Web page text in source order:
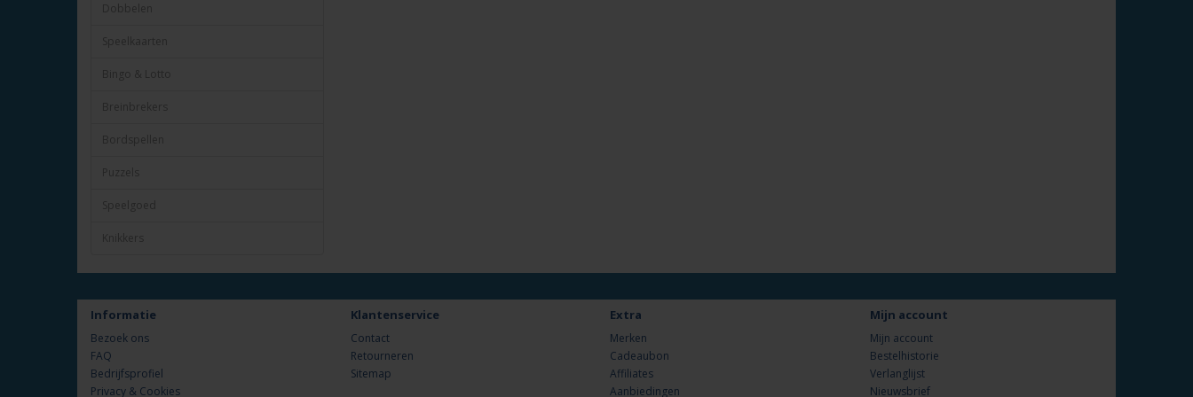
Dobbelen
Speelkaarten
Bingo & Lotto
Breinbrekers
Bordspellen
Puzzels
Speelgoed
Knikkers
Informatie
Bezoek ons
FAQ
Bedrijfsprofiel
Privacy & Cookies
Klantenservice
Contact
Retourneren
Sitemap
Extra
Merken
Cadeaubon
Affiliates
Aanbiedingen
Mijn account
Mijn account
Bestelhistorie
Verlanglijst
Nieuwsbrief